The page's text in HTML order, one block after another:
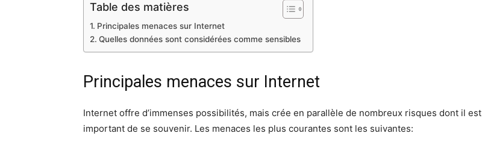
Table des matières
Principales menaces sur Internet
Quelles données sont considérées comme sensibles
Principales menaces sur Internet
Internet offre d’immenses possibilités, mais crée en parallèle de nombreux risques dont il est
important de se souvenir. Les menaces les plus courantes sont les suivantes: